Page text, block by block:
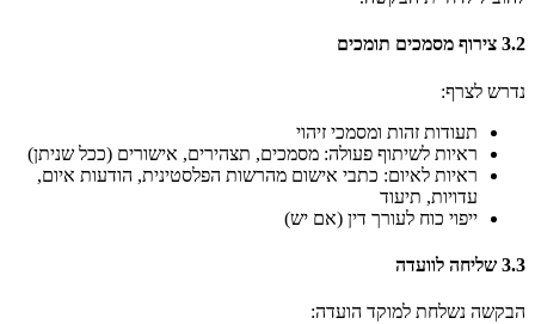
3.2 צירוף מסמכים תומכים
נדרש לצרף:
תעודות זהות ומסמכי זיהוי
ראיות לשיתוף פעולה: מסמכים, תצהירים, אישורים (ככל שניתן)
ראיות לאיום: כתבי אישום מהרשות הפלסטינית, הודעות איום,
עדויות, תיעוד
ייפוי כוח לעורך דין (אם יש)
3.3 שליחה לוועדה
הבקשה נשלחת למוקד הועדה: